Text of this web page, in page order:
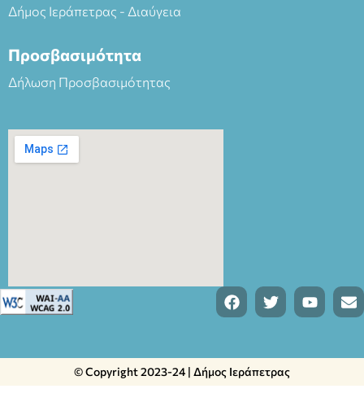
Δήμος Ιεράπετρας - Διαύγεια
Προσβασιμότητα
Δήλωση Προσβασιμότητας
© Copyright 2023-24 | Δήμος Ιεράπετρας